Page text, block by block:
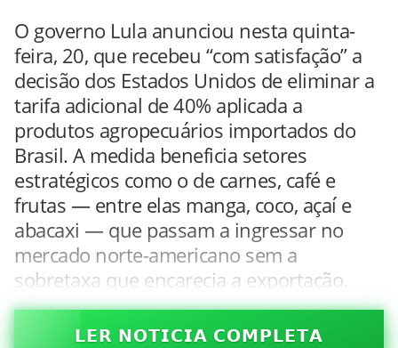
O governo Lula anunciou nesta quinta-
feira, 20, que recebeu “com satisfação” a
decisão dos Estados Unidos de eliminar a
tarifa adicional de 40% aplicada a
produtos agropecuários importados do
Brasil. A medida beneficia setores
estratégicos como o de carnes, café e
frutas — entre elas manga, coco, açaí e
abacaxi — que passam a ingressar no
mercado norte-americano sem a
sobretaxa que encarecia a exportação.
𝗟𝗘𝗥 𝗡𝗢𝗧𝗜𝗖𝗜𝗔 𝗖𝗢𝗠𝗣𝗟𝗘𝗧𝗔